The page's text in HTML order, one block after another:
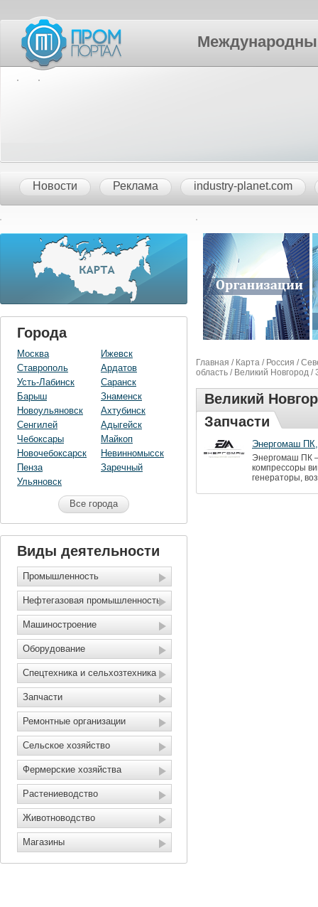
Международный
Новости Реклама industry-planet.com
Города
Москва
Ставрополь
Усть-Лабинск
Барыш
Новоульяновск
Сенгилей
Чебоксары
Новочебоксарск
Пенза
Ульяновск
Ижевск
Ардатов
Саранск
Знаменск
Ахтубинск
Адыгейск
Майкоп
Невинномысск
Заречный
Все города
Виды деятельности
Промышленность
Нефтегазовая промышленность
Машиностроение
Оборудование
Спецтехника и сельхозтехника
Запчасти
Ремонтные организации
Сельское хозяйство
Фермерские хозяйства
Растениеводство
Животноводство
Магазины
Главная / Карта / Россия /
область / Великий Новгород /
Великий
Запчасти
Энергомаш
Энергомаш ПК
компрессоры
генераторы,